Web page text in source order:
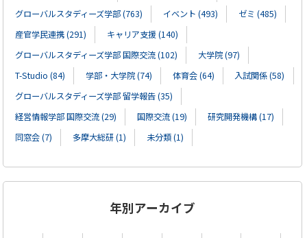
グローバルスタディーズ学部 (763)
イベント (493)
ゼミ (485)
産官学民連携 (291)
キャリア支援 (140)
グローバルスタディーズ学部 国際交流 (102)
大学院 (97)
T-Studio (84)
学部・大学院 (74) 体育会 (64)
入試関係 (58)
グローバルスタディーズ学部 留学報告 (35)
経営情報学部 国際交流 (29)
国際交流 (19)
研究開発機構 (17)
同窓会 (7)
多摩大総研 (1) 未分類 (1)
年別アーカイブ